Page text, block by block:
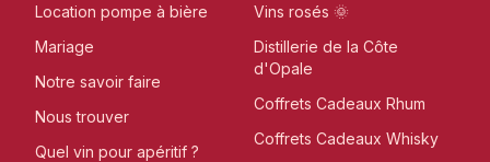
Location pompe à bière
Mariage
Notre savoir faire
Nous trouver
Quel vin pour apéritif ?
Vins rosés 🌞
Distillerie de la Côte
d'Opale
Coffrets Cadeaux Rhum
Coffrets Cadeaux Whisky